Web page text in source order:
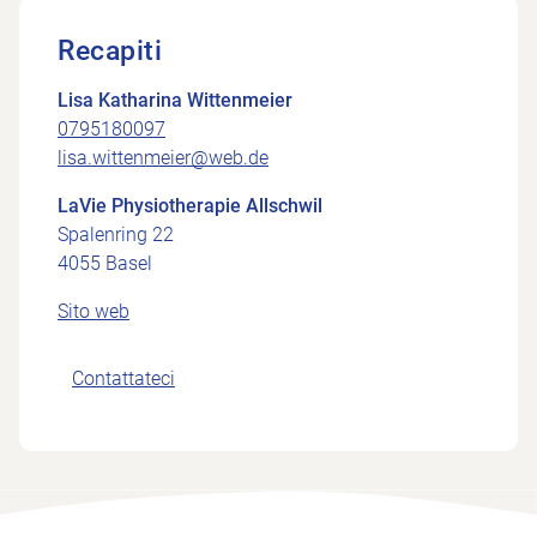
Recapiti
Lisa Katharina Wittenmeier
0795180097
lisa.wittenmeier@web.de
LaVie Physiotherapie Allschwil
Spalenring 22
4055 Basel
Sito web
Contattateci